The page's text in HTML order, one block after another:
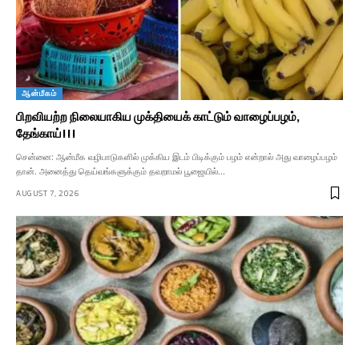
ஆன்மீகம்
பிறவியற்ற நிலையாகிய முக்தியைக் காட்டும் வாழைப்பழம்,
தேங்காய்!!!
சென்னை: ஆன்மீக வழிபாடுகளில் முக்கிய இடம் பிடிக்கும் பழம் என்றால் அது வாழைப்பழம்
தான். அனைத்து தெய்வங்களுக்கும் தவறாமல் பூஜையில்…
AUGUST 7, 2026